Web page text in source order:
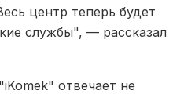
центр теперь будет
службы", — рассказал
отвечает не